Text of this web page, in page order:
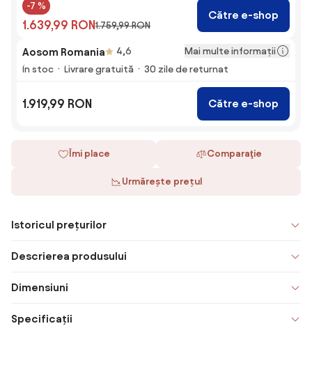
-7 %
1.639,99 RON1.759,99 RON
Către e-shop
Aosom Romania 4,6
Mai multe informații
În stoc
Livrare gratuită 30 zile de returnat
1.919,99 RON Către e-shop
Îmi place Comparaţie
Urmărește prețul
Istoricul prețurilor
Descrierea produsului
Dimensiuni
Specificații